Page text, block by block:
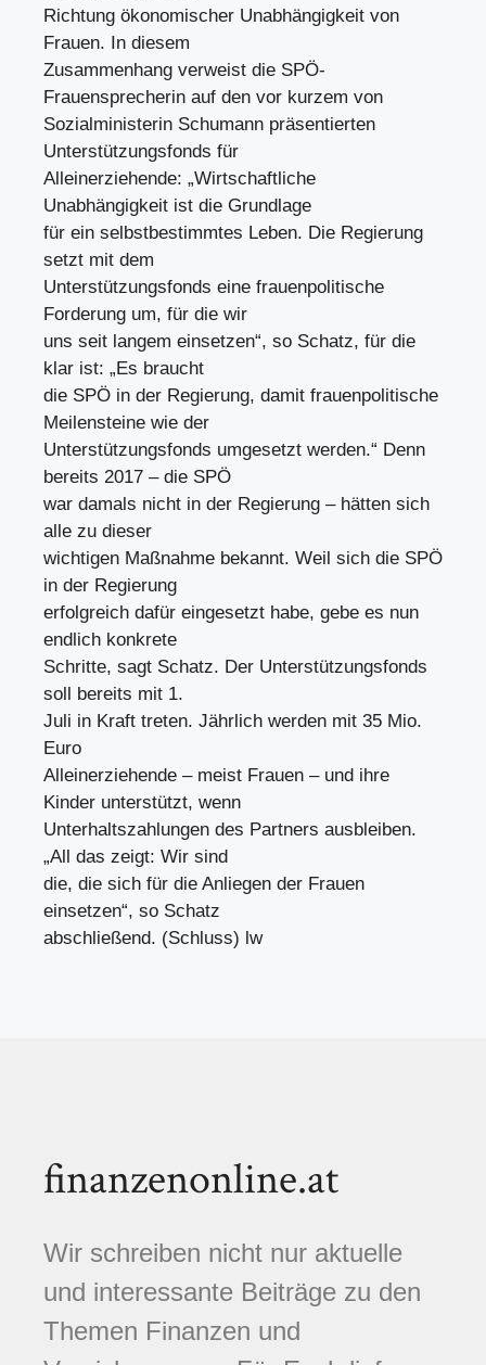
Richtung ökonomischer Unabhängigkeit von
Frauen. In diesem
Zusammenhang verweist die SPÖ-
Frauensprecherin auf den vor kurzem von
Sozialministerin Schumann präsentierten
Unterstützungsfonds für
Alleinerziehende: „Wirtschaftliche
Unabhängigkeit ist die Grundlage
für ein selbstbestimmtes Leben. Die Regierung
setzt mit dem
Unterstützungsfonds eine frauenpolitische
Forderung um, für die wir
uns seit langem einsetzen“, so Schatz, für die
klar ist: „Es braucht
die SPÖ in der Regierung, damit frauenpolitische
Meilensteine wie der
Unterstützungsfonds umgesetzt werden.“ Denn
bereits 2017 – die SPÖ
war damals nicht in der Regierung – hätten sich
alle zu dieser
wichtigen Maßnahme bekannt. Weil sich die SPÖ
in der Regierung
erfolgreich dafür eingesetzt habe, gebe es nun
endlich konkrete
Schritte, sagt Schatz. Der Unterstützungsfonds
soll bereits mit 1.
Juli in Kraft treten. Jährlich werden mit 35 Mio.
Euro
Alleinerziehende – meist Frauen – und ihre
Kinder unterstützt, wenn
Unterhaltszahlungen des Partners ausbleiben.
„All das zeigt: Wir sind
die, die sich für die Anliegen der Frauen
einsetzen“, so Schatz
abschließend. (Schluss) lw
finanzenonline.at
Wir schreiben nicht nur aktuelle
und interessante Beiträge zu den
Themen Finanzen und